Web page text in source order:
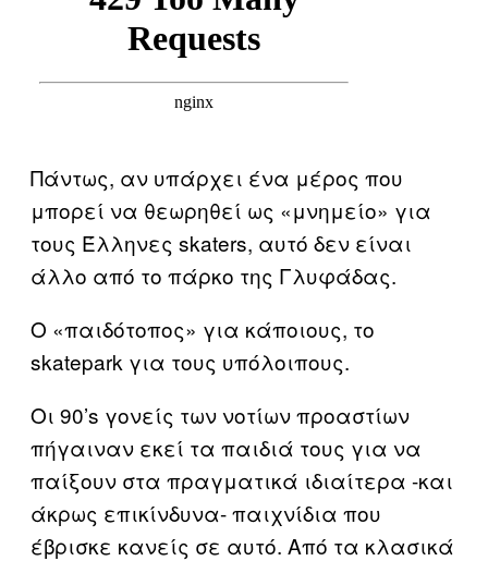
Πάντως, αν υπάρχει ένα μέρος που
μπορεί να θεωρηθεί ως «μνημείο» για
τους Έλληνες skaters, αυτό δεν είναι
άλλο από το πάρκο της Γλυφάδας.
Ο «παιδότοπος» για κάποιους, το
skatepark για τους υπόλοιπους.
Οι 90’s γονείς των νοτίων προαστίων
πήγαιναν εκεί τα παιδιά τους για να
παίξουν στα πραγματικά ιδιαίτερα -και
άκρως επικίνδυνα- παιχνίδια που
έβρισκε κανείς σε αυτό. Από τα κλασικά